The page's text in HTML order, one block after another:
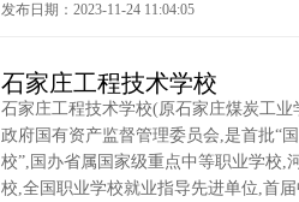
发布日期：2023-11-24 11:04:05
石家庄工程技术学校
石家庄工程技术学校(原石家庄煤炭工
政府国有资产监督管理委员会,是首批“
校”,国办省属国家级重点中等职业学校,
校,全国职业学校就业指导先进单位,首